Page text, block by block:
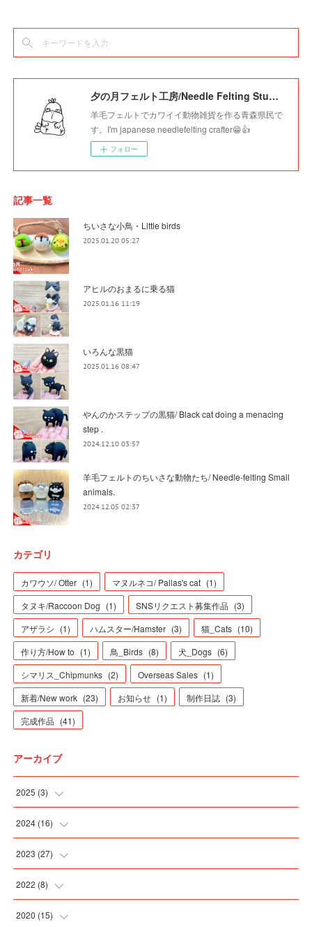
夕の月フェルト工房/Needle Felting Studio Younotsuki
羊毛フェルトでカワイイ動物雑貨を作る青森県民で
す。I'm japanese needlefelting crafter😁👍
フォロー
記事一覧
ちいさな小鳥・Little birds
2025.01.20 05:27
アヒルのおまるに乗る猫
2025.01.16 11:19
いろんな黒猫
2025.01.16 08:47
やんのかステップの黒猫/ Black cat doing a menacing
step .
2024.12.10 03:57
羊毛フェルトのちいさな動物たち/ Needle-felting Small
animals.
2024.12.05 02:37
カテゴリ
カワウソ/ Otter (1) マヌルネコ/ Pallas's cat (1)
タヌキ/Raccoon Dog (1) SNSリクエスト募集作品 (3)
アザラシ (1) ハムスター/Hamster (3) 猫_Cats (10)
作り方/How to (1) 鳥_Birds (8) 犬_Dogs (6)
シマリス_Chipmunks (2) Overseas Sales (1)
新着/New work (23) お知らせ (1) 制作日誌 (3)
完成作品 (41)
アーカイブ
2025 (3)
(3
2024(16)
(2
( )
(3
2023 (27)
( )
(4
2022 (8)
(2
2020 (15)